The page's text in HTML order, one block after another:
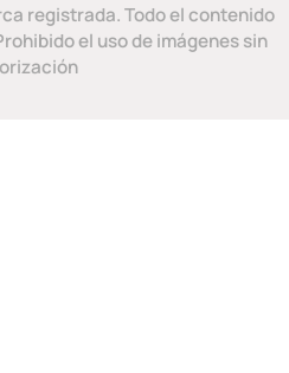
registrada. Todo el contenido
el uso de imágenes sin